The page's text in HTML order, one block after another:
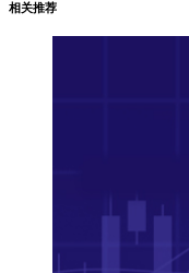
相关推荐